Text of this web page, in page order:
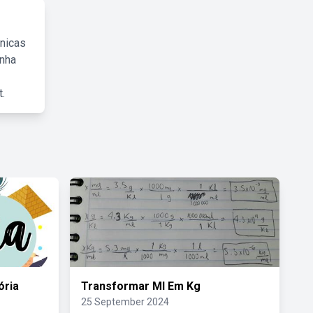
Transformar Ml Em Kg
25 September 2024